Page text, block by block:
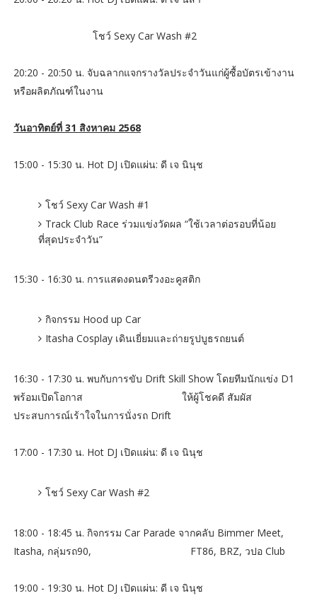
โชว์ Sexy Car Wash #2
20:20 - 20:50 น. จับฉลากแจกรางวัลประจำวันแก่ผู้ซื้อบัตรเข้างาน
หรือผลิตภัณฑ์ในงาน
วันอาทิตย์ที่ 31 สิงหาคม 2568
15:00 - 15:30 น. Hot DJ เปิดแผ่น: ดี เจ นินุช
โชว์ Sexy Car Wash #1
Track Club Race ร่วมแข่งวัดผล “ใช้เวลาต่อรอบที่น้อย
ที่สุดประจำวัน”
15:30 - 16:30 น. การแสดงดนตรีวงอะคูสติก
กิจกรรม Hood up Car
Itasha Cosplay เดินเยี่ยมและถ่ายรูปบูธรถยนต์
16:30 - 17:30 น. พบกับการขับ Drift Skill Show โดยทีมนักแข่ง D1
พร้อมเปิดโอกาส ให้ผู้โชคดี สัมผัส
ประสบการณ์เร้าใจในการนั่งรถ Drift
17:00 - 17:30 น. Hot DJ เปิดแผ่น: ดี เจ นินุช
โชว์ Sexy Car Wash #2
18:00 - 18:45 น. กิจกรรม Car Parade จากคลับ Bimmer Meet,
Itasha, กลุ่มรถ90, FT86, BRZ, วปอ Club
19:00 - 19:30 น. Hot DJ เปิดแผ่น: ดี เจ นินุช